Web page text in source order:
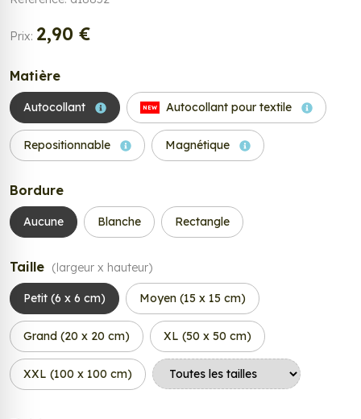
Prix: 2,90 €
Matière
Autocollant NEW Autocollant pour textile
Repositionnable Magnétique
Bordure
Aucune Blanche Rectangle
Taille (largeur x hauteur)
Petit (6 x 6 cm) Moyen (15 x 15 cm)
Grand (20 x 20 cm) XL (50 x 50 cm)
XXL (100 x 100 cm)